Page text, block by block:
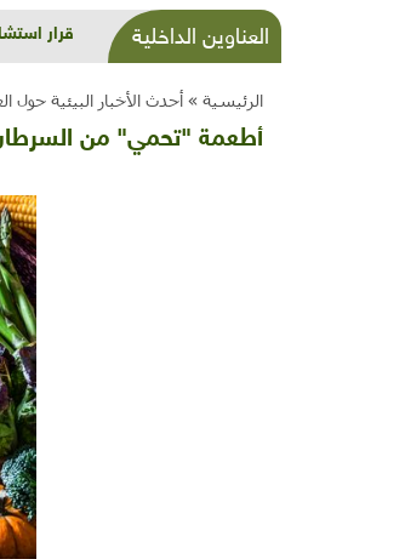
العناوين الداخلية شذرات
الرئيسية » أحدث الأخبار البيئية حول
أطعمة "تحمي" من